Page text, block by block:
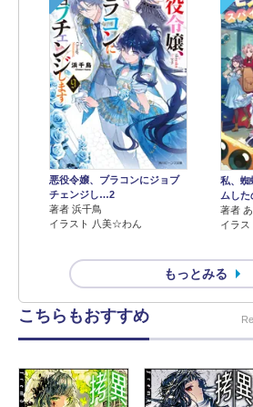
悪役令嬢、ブラコンにジョブ
チェンジし…2
著者 浜千鳥
イラスト 八美☆わん
私、蜘
ムし
著者
イラ
もっとみる
こちらもおすすめ